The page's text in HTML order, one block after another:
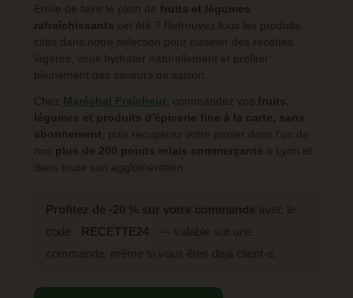
Envie de faire le plein de fruits et légumes
rafraîchissants cet été ? Retrouvez tous les produits
cités dans notre sélection pour cuisiner des recettes
légères, vous hydrater naturellement et profiter
pleinement des saveurs de saison.
Chez Maréchal Fraîcheur , commandez vos fruits,
légumes et produits d'épicerie fine à la carte, sans
abonnement , puis récupérez votre panier dans l'un de
nos plus de 200 points relais commerçants à Lyon et
dans toute son agglomération.
Profitez de -20 % sur votre commande avec le
code
RECETTE24
— valable sur une
commande, même si vous êtes déjà client·e.